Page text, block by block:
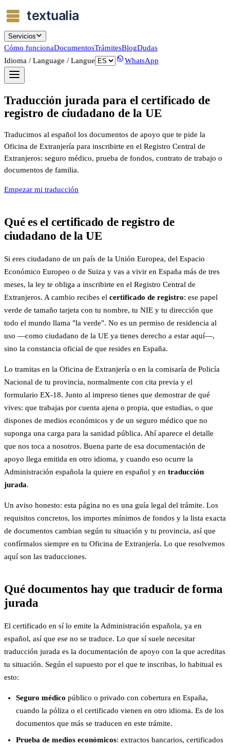
Servicios
Cómo funcionaDocumentosTrámitesBlogDudas
Idioma / Language / Langue
WhatsApp
Traducción jurada para el certificado de
registro de ciudadano de la UE
Traducimos al español los documentos de apoyo que te pide la
Oficina de Extranjería para inscribirte en el Registro Central de
Extranjeros: seguro médico, prueba de fondos, contrato de trabajo o
documentos de familia.
Empezar mi traducción
Qué es el certificado de registro de
ciudadano de la UE
Si eres ciudadano de un país de la Unión Europea, del Espacio
Económico Europeo o de Suiza y vas a vivir en España más de tres
meses, la ley te obliga a inscribirte en el Registro Central de
Extranjeros. A cambio recibes el certificado de registro: ese papel
verde de tamaño tarjeta con tu nombre, tu NIE y tu dirección que
todo el mundo llama "la verde". No es un permiso de residencia al
uso —como ciudadano de la UE ya tienes derecho a estar aquí—,
sino la constancia oficial de que resides en España.
Lo tramitas en la Oficina de Extranjería o en la comisaría de Policía
Nacional de tu provincia, normalmente con cita previa y el
formulario EX-18. Junto al impreso tienes que demostrar de qué
vives: que trabajas por cuenta ajena o propia, que estudias, o que
dispones de medios económicos y de un seguro médico que no
suponga una carga para la sanidad pública. Ahí aparece el detalle
que nos toca a nosotros. Buena parte de esa documentación de
apoyo llega emitida en otro idioma, y cuando eso ocurre la
Administración española la quiere en español y en traducción
jurada.
Un aviso honesto: esta página no es una guía legal del trámite. Los
requisitos concretos, los importes mínimos de fondos y la lista exacta
de documentos cambian según tu situación y tu provincia, así que
confírmalos siempre en tu Oficina de Extranjería. Lo que resolvemos
aquí son las traducciones.
Qué documentos hay que traducir de forma
jurada
El certificado en sí lo emite la Administración española, ya en
español, así que ese no se traduce. Lo que sí suele necesitar
traducción jurada es la documentación de apoyo con la que acreditas
tu situación. Según el supuesto por el que te inscribas, lo habitual es
esto:
Seguro médico público o privado con cobertura en España,
cuando la póliza o el certificado vienen en otro idioma. Es de los
documentos que más se traducen en este trámite.
Prueba de medios económicos: extractos bancarios, certificados